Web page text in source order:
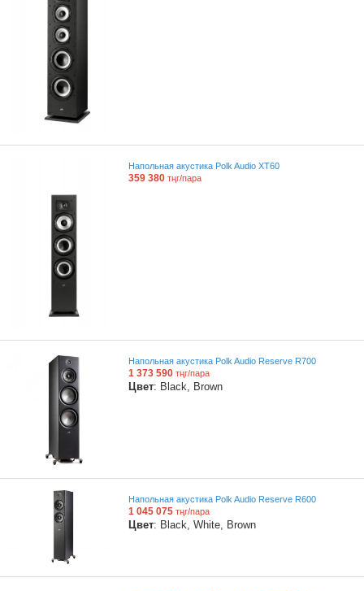
Напольная акустика Polk Audio XT60
359 380 тңг/пара
Напольная акустика Polk Audio Reserve R700
1 373 590 тңг/пара
Цвет: Black, Brown
Напольная акустика Polk Audio Reserve R600
1 045 075 тңг/пара
Цвет: Black, White, Brown